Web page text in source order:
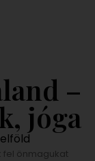
–
jóga
fel önmagukat